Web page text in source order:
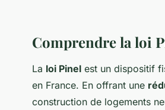
Comprendre la loi
La loi Pinel est un dispositif
en France. En offrant une
construction de logements